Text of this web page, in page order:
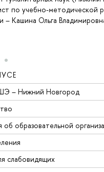
по учебно-методической
– Кашина Ольга
– Нижний Новгород
об образовательной
слабовидящих